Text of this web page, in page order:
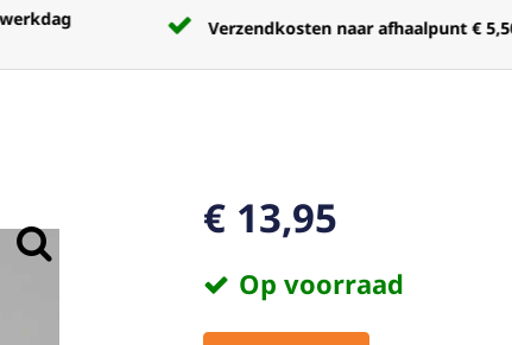
Verzendkosten naar afhaalpunt € 5,50
€ 13,95
Op voorraad